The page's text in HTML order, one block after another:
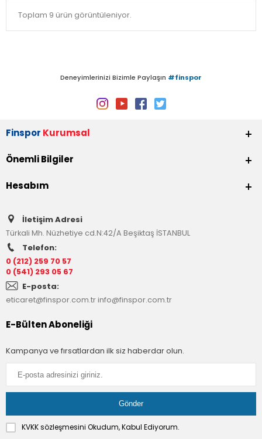
Toplam 9 ürün görüntüleniyor.
Deneyimlerinizi Bizimle Paylaşın #finspor
Finspor Kurumsal
Önemli Bilgiler
Hesabım
İletişim Adresi
Türkali Mh. Nüzhetiye cd.N:42/A Beşiktaş İSTANBUL
Telefon:
0 (212) 259 70 57
0 (541) 293 05 67
E-posta:
eticaret@finspor.com.trinfo@finspor.com.tr
E-Bülten Aboneliği
Kampanya ve fırsatlardan ilk siz haberdar olun.
KVKK sözleşmesini Okudum, Kabul Ediyorum.